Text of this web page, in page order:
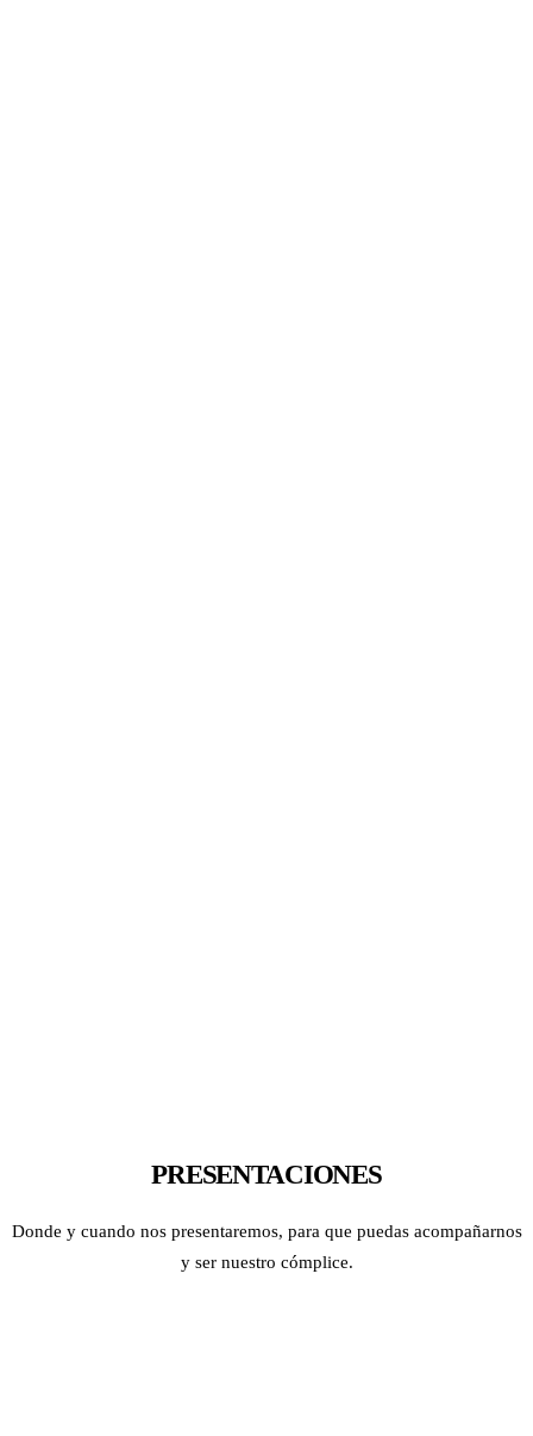
PRESENTACIONES
Donde y cuando nos presentaremos, para que puedas acompañarnos
y ser nuestro cómplice.